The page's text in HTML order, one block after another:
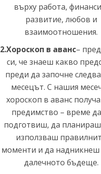
върху работа,
развитие, любов и
взаимоотношения.
2.Хороскоп в аванс–
си, че знаеш какво
преди да започне
месецът. С нашия
хороскоп в аванс
предимство – време
подготвиш, да
използваш
моменти и да надникнеш
далечното бъдеще.